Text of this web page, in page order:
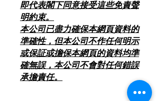
即代表閣下同意接受這些免責聲
明約束。
本公司已盡力確保本網頁資料的
準確性，但本公司不作任何明示
或保証或擔保本網頁的資料均準
確無誤，本公司不會對任何錯誤
承擔責任。